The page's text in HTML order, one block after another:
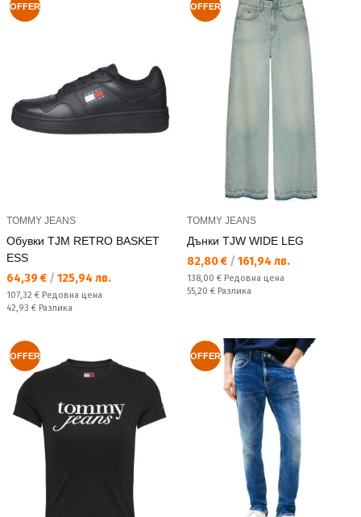
OFFER
TOMMY JEANS
Обувки TJM RETRO BASKET
ESS
Текуща цена:
64,39 € / 125,94 лв.
Редовна цена:
107,32 € Редовна цена
Спестявате:
42,93 € Разлика
OFFER
TOMMY JEANS
Дънки TJW WIDE LEG
Текуща цена:
82,80 € / 161,94 лв.
Редовна цена:
138,00 € Редовна цена
Спестявате:
55,20 € Разлика
OFFER OFFER